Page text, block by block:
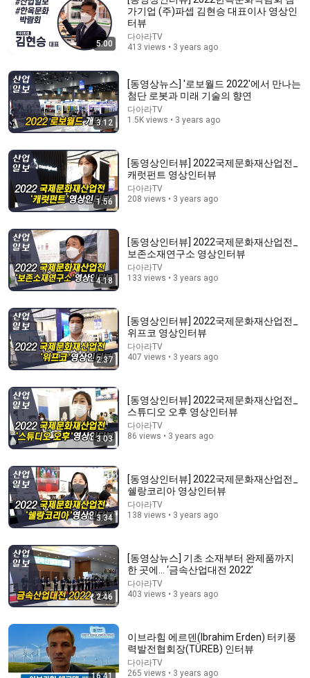
밥, 빵보다 혈관 건강에 치명적인 음식 1위ㅣ지식인초
대석EP.155 (이승훈 교수 1부)
지식인사이드 • 868K views
17:47
This Guy Beat ANATOLY | Gym CHALLENGE Went
Wrong
43:37
Man Spent Two Years Building HUGE Wooden House
for his Family | Start to Finish by @bjornbrenton
World Build • 3.6M views
5:00
가기업 (주)파셉 김현승 대표이사 영상인
터뷰
다아라TV
413 views • 3 years ago
3:12
[동영상뉴스] '로보월드 2022'에서 만나는
첨단 로봇과 미래 기술의 향연
다아라TV
1.5K views • 3 years ago
1:56
[동영상인터뷰] 2022국제문화재산업전_
캐럿펀트 영상인터뷰
다아라TV
208 views • 3 years ago
4:18
[동영상인터뷰] 2022국제문화재산업전_
보존소재연구소 영상인터뷰
다아라TV
133 views • 3 years ago
2:37
[동영상인터뷰] 2022국제문화재산업전_
위프코 영상인터뷰
다아라TV
407 views • 3 years ago
3:03
[동영상인터뷰] 2022국제문화재산업전_
스튜디오 오후 영상인터뷰
다아라TV
86 views • 3 years ago
3:34
[동영상인터뷰] 2022국제문화재산업전_
쉘랑코리아 영상인터뷰
다아라TV
138 views • 3 years ago
2:46
[동영상뉴스] 기초 소재부터 완제품까지
한 곳에… ‘금속산업대전 2022’
다아라TV
403 views • 3 years ago
16:41
이브라힘 에르덴(Ibrahim Erden) 터키풍
력발전협회장(TÜREB) 인터뷰
다아라TV
265 views • 3 years ago